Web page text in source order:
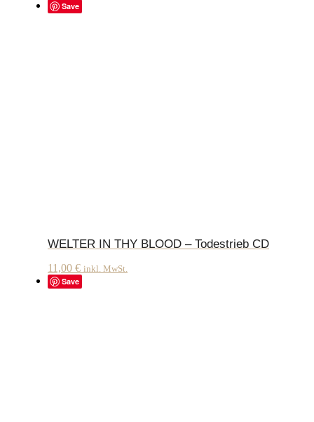
Save
WELTER IN THY BLOOD – Todestrieb CD
11,00 € inkl. MwSt.
Save